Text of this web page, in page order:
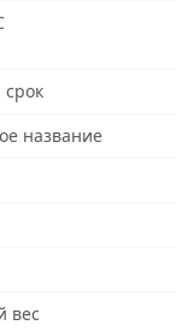
название
вес